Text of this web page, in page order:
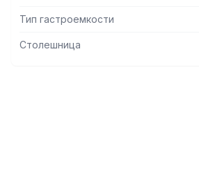
Тип гастроемкости
Столешница